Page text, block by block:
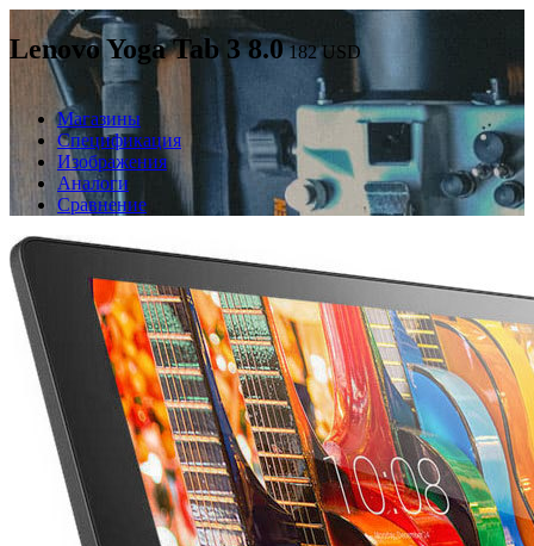
Lenovo Yoga Tab 3 8.0 182USD
Магазины
Спецификация
Изображения
Аналоги
Сравнение